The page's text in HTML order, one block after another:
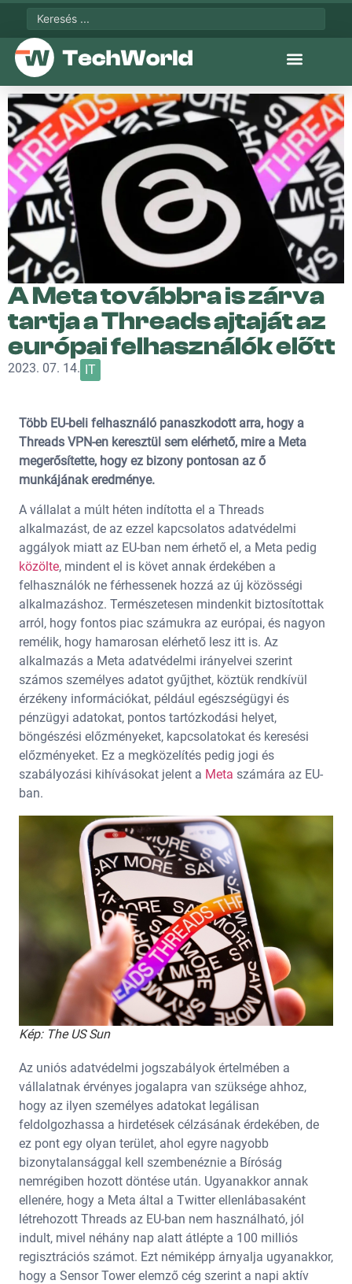
A Meta továbbra is zárva
tartja a Threads ajtaját az
európai felhasználók előtt
2023. 07. 14. IT
Több EU-beli felhasználó panaszkodott arra, hogy a
Threads VPN-en keresztül sem elérhető, mire a Meta
megerősítette, hogy ez bizony pontosan az ő
munkájának eredménye.
A vállalat a múlt héten indította el a Threads
alkalmazást, de az ezzel kapcsolatos adatvédelmi
aggályok miatt az EU-ban nem érhető el, a Meta pedig
közölte, mindent el is követ annak érdekében a
felhasználók ne férhessenek hozzá az új közösségi
alkalmazáshoz. Természetesen mindenkit biztosítottak
arról, hogy fontos piac számukra az európai, és nagyon
remélik, hogy hamarosan elérhető lesz itt is. Az
alkalmazás a Meta adatvédelmi irányelvei szerint
számos személyes adatot gyűjthet, köztük rendkívül
érzékeny információkat, például egészségügyi és
pénzügyi adatokat, pontos tartózkodási helyet,
böngészési előzményeket, kapcsolatokat és keresési
előzményeket. Ez a megközelítés pedig jogi és
szabályozási kihívásokat jelent a Meta számára az EU-
ban.
Kép: The US Sun
Az uniós adatvédelmi jogszabályok értelmében a
vállalatnak érvényes jogalapra van szüksége ahhoz,
hogy az ilyen személyes adatokat legálisan
feldolgozhassa a hirdetések célzásának érdekében, de
ez pont egy olyan terület, ahol egyre nagyobb
bizonytalansággal kell szembenéznie a Bíróság
nemrégiben hozott döntése után. Ugyanakkor annak
ellenére, hogy a Meta által a Twitter ellenlábasaként
létrehozott Threads az EU-ban nem használható, jól
indult, mivel néhány nap alatt átlépte a 100 milliós
regisztrációs számot. Ezt némiképp árnyalja ugyanakkor,
hogy a Sensor Tower elemző cég szerint a napi aktív